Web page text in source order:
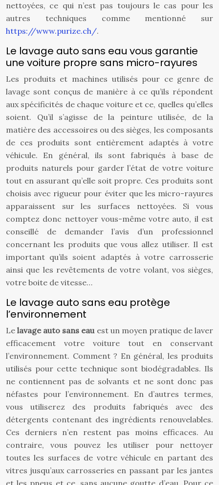
nettoyées, ce qui n’est pas toujours le cas pour les
autres techniques comme mentionné sur
https://www.purize.ch/.
Le lavage auto sans eau vous garantie
une voiture propre sans micro-rayures
Les produits et machines utilisés pour ce genre de
lavage sont conçus de manière à ce qu’ils répondent
aux spécificités de chaque voiture et ce, quelles qu’elles
soient. Qu’il s’agisse de la peinture utilisée, de la
matière des accessoires ou des sièges, les composants
de ces produits sont entièrement adaptés à votre
véhicule. En général, ils sont fabriqués à base de
produits naturels pour garder l’état de votre voiture
tout en assurant qu’elle soit propre. Ces produits sont
choisis avec rigueur pour éviter que les micro-rayures
apparaissent sur les surfaces nettoyées. Si vous
comptez donc nettoyer vous-même votre auto, il est
conseillé de demander l’avis d’un professionnel
concernant les produits que vous allez utiliser. Il est
important qu’ils soient adaptés à votre carrosserie
ainsi que les revêtements de votre volant, vos sièges,
votre boite de vitesse…
Le lavage auto sans eau protège
l’environnement
Lelavage auto sans eau est un moyen pratique de laver
efficacement votre voiture tout en conservant
l’environnement. Comment ? En général, les produits
utilisés pour cette technique sont biodégradables. Ils
ne contiennent pas de solvants et ne sont donc pas
néfastes pour l’environnement. En d’autres termes,
vous utiliserez des produits fabriqués avec des
détergents contenant des ingrédients renouvelables.
Ces derniers n’en restent pas moins efficaces. Au
contraire, vous pouvez les utiliser pour nettoyer
toutes les surfaces de votre véhicule en partant des
vitres jusqu’aux carrosseries en passant par les jantes
et les pneus et ce, sans aucune goutte d’eau. Pour ce